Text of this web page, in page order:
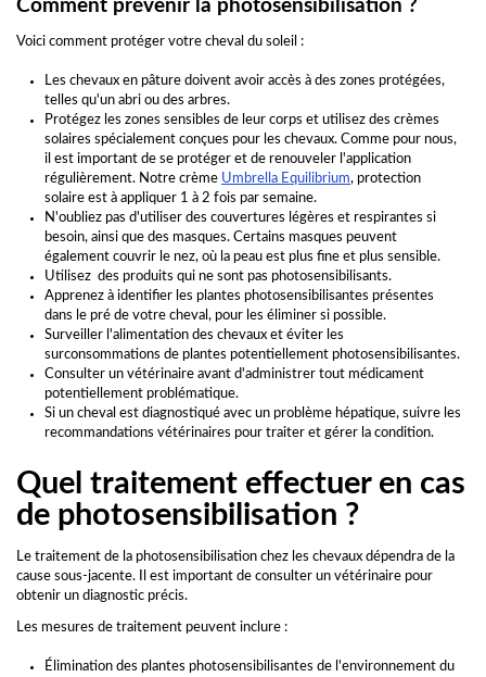
Comment prévenir la photosensibilisation ?
Voici comment protéger votre cheval du soleil :
Les chevaux en pâture doivent avoir accès à des zones protégées,
telles qu'un abri ou des arbres.
Protégez les zones sensibles de leur corps et utilisez des crèmes
solaires spécialement conçues pour les chevaux. Comme pour nous,
il est important de se protéger et de renouveler l'application
régulièrement. Notre crème Umbrella Equilibrium, protection
solaire est à appliquer 1 à 2 fois par semaine.
N'oubliez pas d'utiliser des couvertures légères et respirantes si
besoin, ainsi que des masques. Certains masques peuvent
également couvrir le nez, où la peau est plus fine et plus sensible.
Utilisez des produits qui ne sont pas photosensibilisants.
Apprenez à identifier les plantes photosensibilisantes présentes
dans le pré de votre cheval, pour les éliminer si possible.
Surveiller l'alimentation des chevaux et éviter les
surconsommations de plantes potentiellement photosensibilisantes.
Consulter un vétérinaire avant d'administrer tout médicament
potentiellement problématique.
Si un cheval est diagnostiqué avec un problème hépatique, suivre les
recommandations vétérinaires pour traiter et gérer la condition.
Quel traitement effectuer en cas
de photosensibilisation ?
Le traitement de la photosensibilisation chez les chevaux dépendra de la
cause sous-jacente. Il est important de consulter un vétérinaire pour
obtenir un diagnostic précis.
Les mesures de traitement peuvent inclure :
Élimination des plantes photosensibilisantes de l'environnement du